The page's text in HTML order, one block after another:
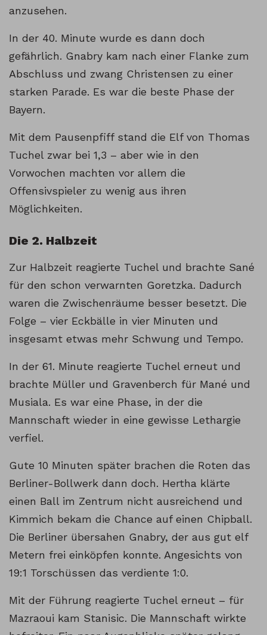
anzusehen.
In der 40. Minute wurde es dann doch
gefährlich. Gnabry kam nach einer Flanke zum
Abschluss und zwang Christensen zu einer
starken Parade. Es war die beste Phase der
Bayern.
Mit dem Pausenpfiff stand die Elf von Thomas
Tuchel zwar bei 1,3 – aber wie in den
Vorwochen machten vor allem die
Offensivspieler zu wenig aus ihren
Möglichkeiten.
Die 2. Halbzeit
Zur Halbzeit reagierte Tuchel und brachte Sané
für den schon verwarnten Goretzka. Dadurch
waren die Zwischenräume besser besetzt. Die
Folge – vier Eckbälle in vier Minuten und
insgesamt etwas mehr Schwung und Tempo.
In der 61. Minute reagierte Tuchel erneut und
brachte Müller und Gravenberch für Mané und
Musiala. Es war eine Phase, in der die
Mannschaft wieder in eine gewisse Lethargie
verfiel.
Gute 10 Minuten später brachen die Roten das
Berliner-Bollwerk dann doch. Hertha klärte
einen Ball im Zentrum nicht ausreichend und
Kimmich bekam die Chance auf einen Chipball.
Die Berliner übersahen Gnabry, der aus gut elf
Metern frei einköpfen konnte. Angesichts von
19:1 Torschüssen das verdiente 1:0.
Mit der Führung reagierte Tuchel erneut – für
Mazraoui kam Stanisic. Die Mannschaft wirkte